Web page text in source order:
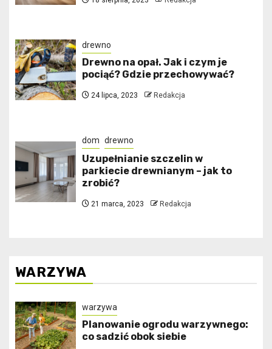
drewno
Drewno na opał. Jak i czym je
pociąć? Gdzie przechowywać?
24 lipca, 2023 Redakcja
dom drewno
Uzupełnianie szczelin w
parkiecie drewnianym – jak to
zrobić?
21 marca, 2023 Redakcja
WARZYWA
warzywa
Planowanie ogrodu warzywnego:
co sadzić obok siebie